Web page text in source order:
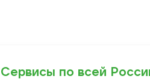
Сервисы по всей